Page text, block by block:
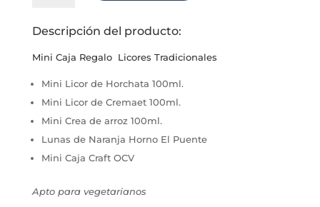
Tradicionales
cantidad
Descripción del producto:
Mini Caja Regalo Licores Tradicionales
Mini Licor de Horchata 100ml.
Mini Licor de Cremaet 100ml.
Mini Crea de arroz 100ml.
Lunas de Naranja Horno El Puente
Mini Caja Craft OCV
Apto para vegetarianos